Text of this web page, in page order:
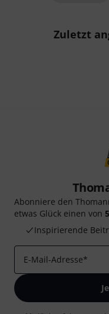
Zuletzt
Abonniere den
etwas Glück einen von
Inspirierende
E-Mail-Adresse*